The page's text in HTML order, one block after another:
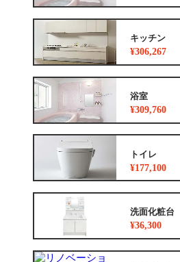
キッチン
¥306,267
浴室
¥309,760
トイレ
¥177,100
洗面化粧台
¥36,300